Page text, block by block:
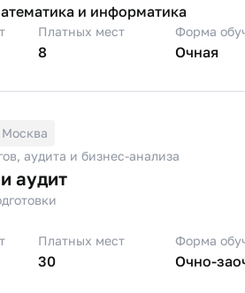
и информатика
Платных мест
8
Форма
Очная
Москва
аудита и бизнес-анализа
аудит
Платных мест
30
Форма
Очно-